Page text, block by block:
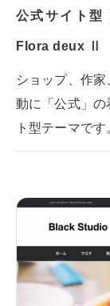
公式サイト型
Flora deux Ⅱ
ショップ、作
動に「公式」
ト型テーマです